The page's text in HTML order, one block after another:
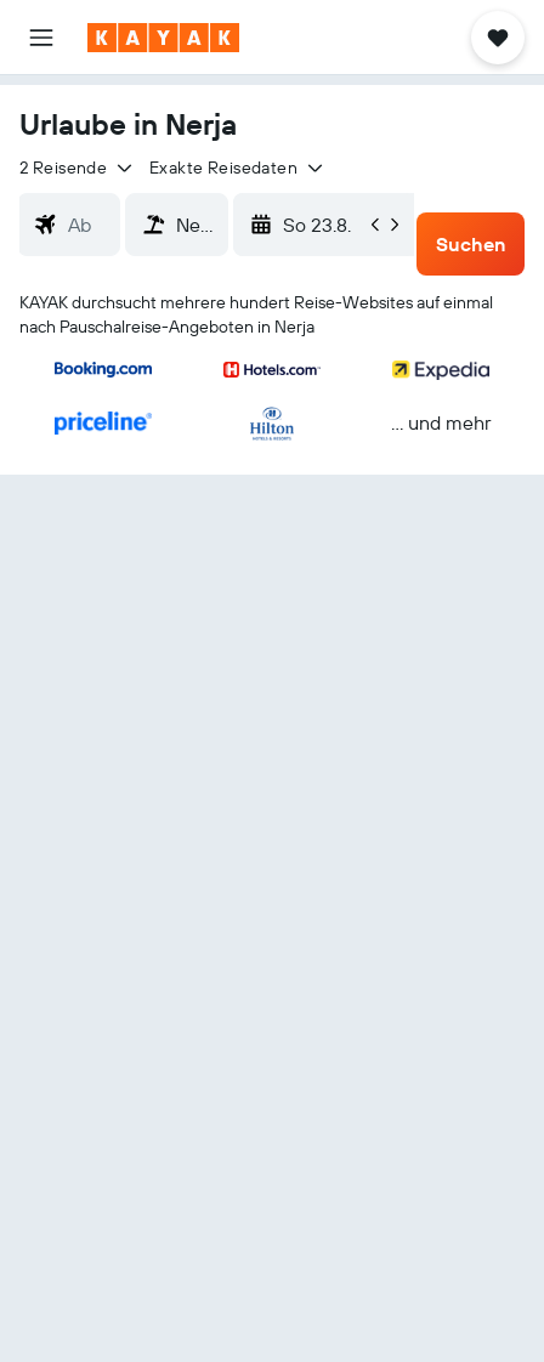
Urlaube in Nerja
2 Reisende Exakte Reisedaten
So 23.8.
Mi 26.8.
Suchen
KAYAK durchsucht mehrere hundert Reise-Websites auf einmal
nach Pauschalreise-Angeboten in Nerja
… und mehr